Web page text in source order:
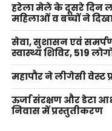
हरेला मेले के दूसरे दिन
महिलाओं व बच्चों ने
सेवा, सुशासन एवं
स्वास्थ्य शिविर, 519
महापौर ने लीगेसी वेस्ट
ऊर्जा संरक्षण और डेटा
निवास में प्रस्तुतीकरण